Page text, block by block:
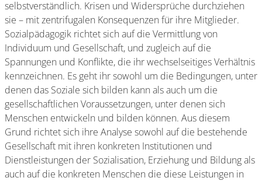
selbstverständlich. Krisen und Widersprüche durchziehen
sie – mit zentrifugalen Konsequenzen für ihre Mitglieder.
Sozialpädagogik richtet sich auf die Vermittlung von
Individuum und Gesellschaft, und zugleich auf die
Spannungen und Konflikte, die ihr wechselseitiges Verhältnis
kennzeichnen. Es geht ihr sowohl um die Bedingungen, unter
denen das Soziale sich bilden kann als auch um die
gesellschaftlichen Voraussetzungen, unter denen sich
Menschen entwickeln und bilden können. Aus diesem
Grund richtet sich ihre Analyse sowohl auf die bestehende
Gesellschaft mit ihren konkreten Institutionen und
Dienstleistungen der Sozialisation, Erziehung und Bildung als
auch auf die konkreten Menschen die diese Leistungen in